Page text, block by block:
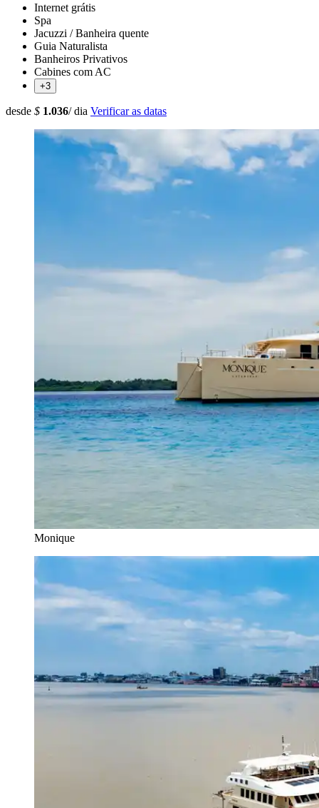
Internet grátis
Spa
Jacuzzi / Banheira quente
Guia Naturalista
Banheiros Privativos
Cabines com AC
+3
desde $ 1.036/ dia Verificar as datas
Monique